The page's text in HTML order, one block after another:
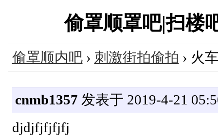
偷罩顺罩吧|扫楼
偷罩顺内吧› 刺激街拍偷拍 › 火
cnmb1357 发表于 2019-4-21
djdjfjfjfjfj